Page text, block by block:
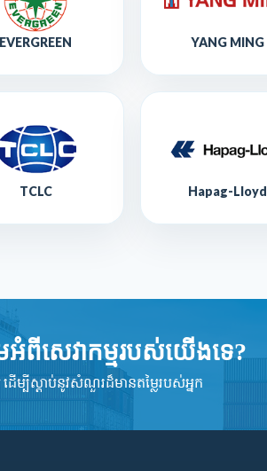
EVERGREEN YANG MING
TCLC Hapag-Lloyd
អំពីសេវាកម្មរបស់យើងទេ?
ើម្បីស្តាប់នូវ​សំណួរដ៏​មានតម្លៃរបស់អ្នក